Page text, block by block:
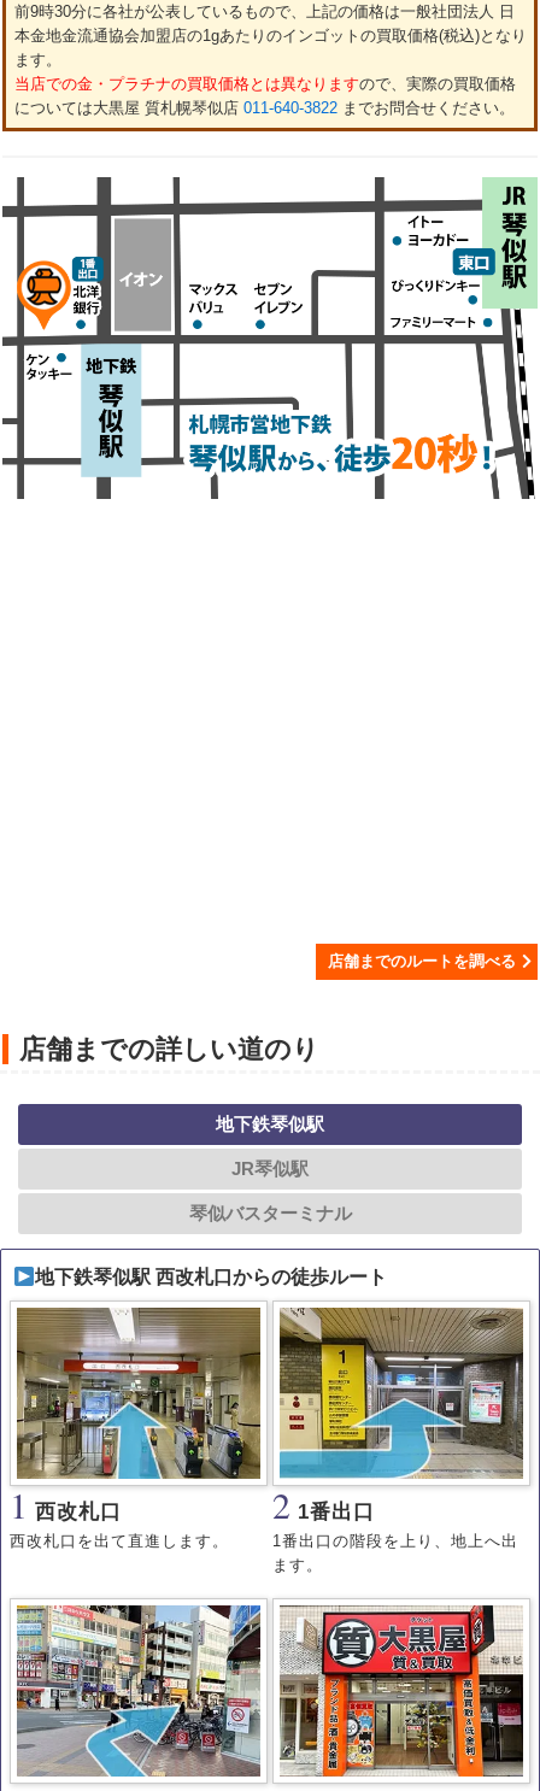
前9時30分に各社が公表しているもので、上記の価格は一般社団法人 日
本金地金流通協会加盟店の1gあたりのインゴットの買取価格(税込)となり
ます。
当店での金・プラチナの買取価格とは異なりますので、実際の買取価格
については大黒屋 質札幌琴似店 011-640-3822までお問合せください。
店舗までのルートを調べる
店舗までの詳しい道のり
地下鉄琴似駅
JR琴似駅
琴似バスターミナル
地下鉄琴似駅 西改札口からの徒歩ルート
1 西改札口
西改札口を出て直進します。
2 1番出口
1番出口の階段を上り、地上へ出
ます。